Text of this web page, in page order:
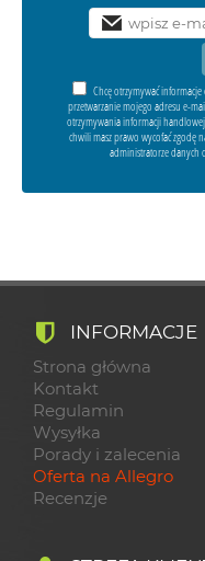
Chcę otrzymywać
przetwarzanie mojego adresu e-
otrzymywania informacji
chwili masz prawo wycofać zgodę
administratorze danych
INFORMACJE
Strona główna
Kontakt
Regulamin
Wysyłka
Porady i zalecenia
Oferta na Allegro
Recenzje